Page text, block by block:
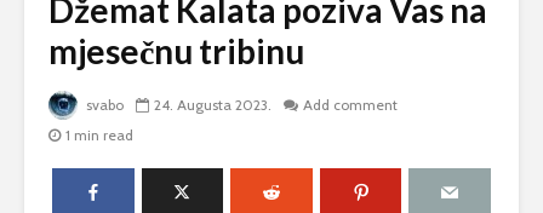
Džemat Kalata poziva Vas na
mjesečnu tribinu
svabo 24. Augusta 2023.
Add comment
1 min read